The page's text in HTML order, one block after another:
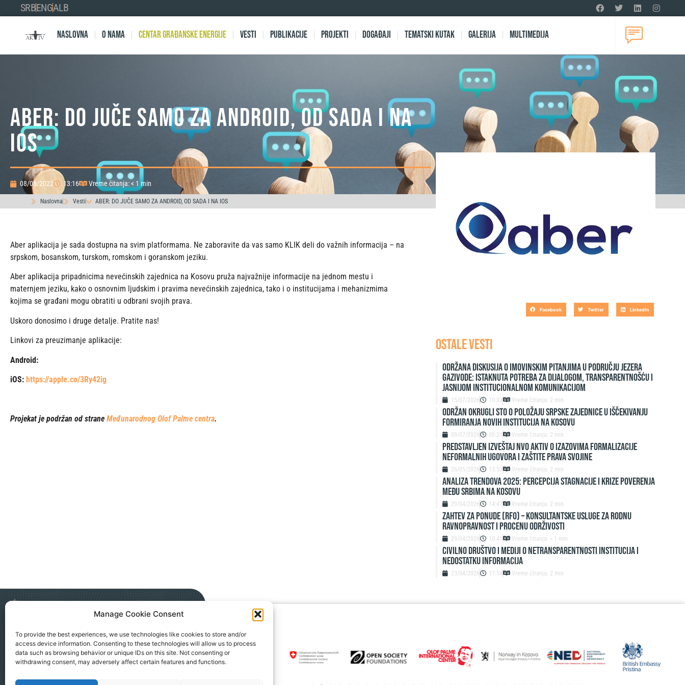
Manage Cookie Consent
To provide the best experiences, we use technologies like cookies to store and/or
access device information. Consenting to these technologies will allow us to process
data such as browsing behavior or unique IDs on this site. Not consenting or
withdrawing consent, may adversely affect certain features and functions.
SRBENGALB
Naslovna O nama Centar Građanske Energije Vesti Publikacije Projekti Događaji Tematski kutak Galerija Multimedija
ABER: DO JUČE SAMO ZA ANDROID, OD SADA I NA
IOS
08/08/2022 13:16 Vreme čitanja: < 1 min
Naslovna Vesti ABER: DO JUČE SAMO ZA ANDROID, OD SADA I NA IOS
Aber aplikacija je sada dostupna na svim platformama. Ne zaboravite da vas samo KLIK deli do važnih informacija – na
srpskom, bosanskom, turskom, romskom i goranskom jeziku.
Aber aplikacija pripadnicima nevećinskih zajednica na Kosovu pruža najvažnije informacije na jednom mestu i
maternjem jeziku, kako o osnovnim ljudskim i pravima nevećinskih zajednica, tako i o institucijama i mehanizmima
kojima se građani mogu obratiti u odbrani svojih prava.
Uskoro donosimo i druge detalje. Pratite nas!
Linkovi za preuzimanje aplikacije:
Android:
iOS: https://apple.co/3Ry42ig
Projekat je podržan od strane Međunarodnog Olof Palme centra.
Facebook Twitter LinkedIn
OSTALE VESTI
Održana diskusija o imovinskim pitanjima u području jezera
Gazivode: Istaknuta potreba za dijalogom, transparentnošću i
jasnijom institucionalnom komunikacijom
15/07/2026 10:03 Vreme čitanja: 2 min
ODRŽAN OKRUGLI STO O POLOŽAJU SRPSKE ZAJEDNICE U IŠČEKIVANJU
FORMIRANJA NOVIH INSTITUCIJA NA KOSOVU
09/07/2026 09:51 Vreme čitanja: 2 min
Predstavljen izveštaj NVO Aktiv o izazovima formalizacije
neformalnih ugovora i zaštite prava svojine
26/05/2026 13:53 Vreme čitanja: 2 min
ANALIZA TRENDOVA 2025: PERCEPCIJA STAGNACIJE I KRIZE POVERENJA
MEĐU SRBIMA NA KOSOVU
29/04/2026 14:47 Vreme čitanja: 2 min
ZAHTEV ZA PONUDE (RFO) – Konsultantske usluge za rodnu
ravnopravnost i procenu održivosti
29/04/2026 10:41 Vreme čitanja: < 1 min
Civilno društvo i mediji o netransparentnosti institucija i
nedostatku informacija
23/04/2026 17:54 Vreme čitanja: 2 min
Kralja Petra I, 183a, Severna Mitrovica
office@ngoaktiv.org